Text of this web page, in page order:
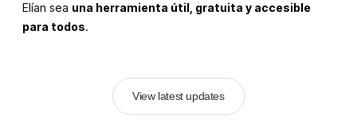
Elían sea una herramienta útil, gratuita y accesible
para todos.
View latest updates